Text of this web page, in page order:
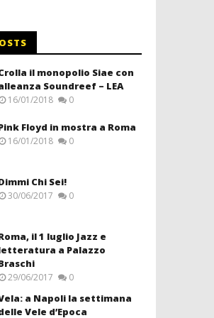
il monopolio Siae con
Soundreef – LEA
16/01/2018 0
Floyd in mostra a Roma
16/01/2018 0
Chi Sei!
30/06/2017 0
il 1 luglio Jazz e
a Palazzo
29/06/2017 0
a Napoli la settimana
Vele d’Epoca